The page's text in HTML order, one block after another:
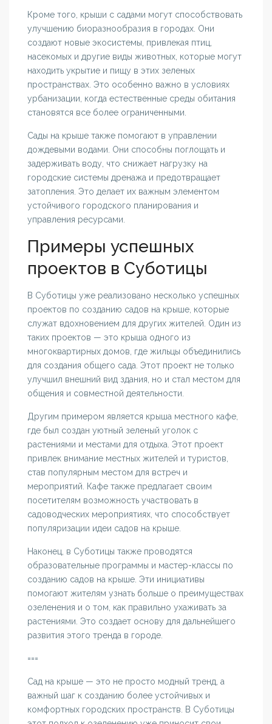
Кроме того, крыши с садами могут способствовать
улучшению биоразнообразия в городах. Они
создают новые экосистемы, привлекая птиц,
насекомых и другие виды животных, которые могут
находить укрытие и пищу в этих зеленых
пространствах. Это особенно важно в условиях
урбанизации, когда естественные среды обитания
становятся все более ограниченными.
Сады на крыше также помогают в управлении
дождевыми водами. Они способны поглощать и
задерживать воду, что снижает нагрузку на
городские системы дренажа и предотвращает
затопления. Это делает их важным элементом
устойчивого городского планирования и
управления ресурсами.
Примеры успешных
проектов в Суботицы
В Суботицы уже реализовано несколько успешных
проектов по созданию садов на крыше, которые
служат вдохновением для других жителей. Один из
таких проектов — это крыша одного из
многоквартирных домов, где жильцы объединились
для создания общего сада. Этот проект не только
улучшил внешний вид здания, но и стал местом для
общения и совместной деятельности.
Другим примером является крыша местного кафе,
где был создан уютный зеленый уголок с
растениями и местами для отдыха. Этот проект
привлек внимание местных жителей и туристов,
став популярным местом для встреч и
мероприятий. Кафе также предлагает своим
посетителям возможность участвовать в
садоводческих мероприятиях, что способствует
популяризации идеи садов на крыше.
Наконец, в Суботицы также проводятся
образовательные программы и мастер-классы по
созданию садов на крыше. Эти инициативы
помогают жителям узнать больше о преимуществах
озеленения и о том, как правильно ухаживать за
растениями. Это создает основу для дальнейшего
развития этого тренда в городе.
===
Сад на крыше — это не просто модный тренд, а
важный шаг к созданию более устойчивых и
комфортных городских пространств. В Суботицы